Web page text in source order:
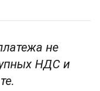
не
НДС и